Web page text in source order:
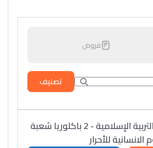
فروض
تصنيف
جميع دروس التربية الإسلامية - 2 باكلوريا شعبة
الانسانية للأحرار